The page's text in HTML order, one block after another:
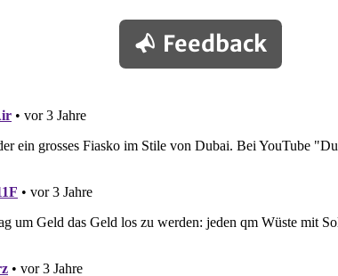
Feedback